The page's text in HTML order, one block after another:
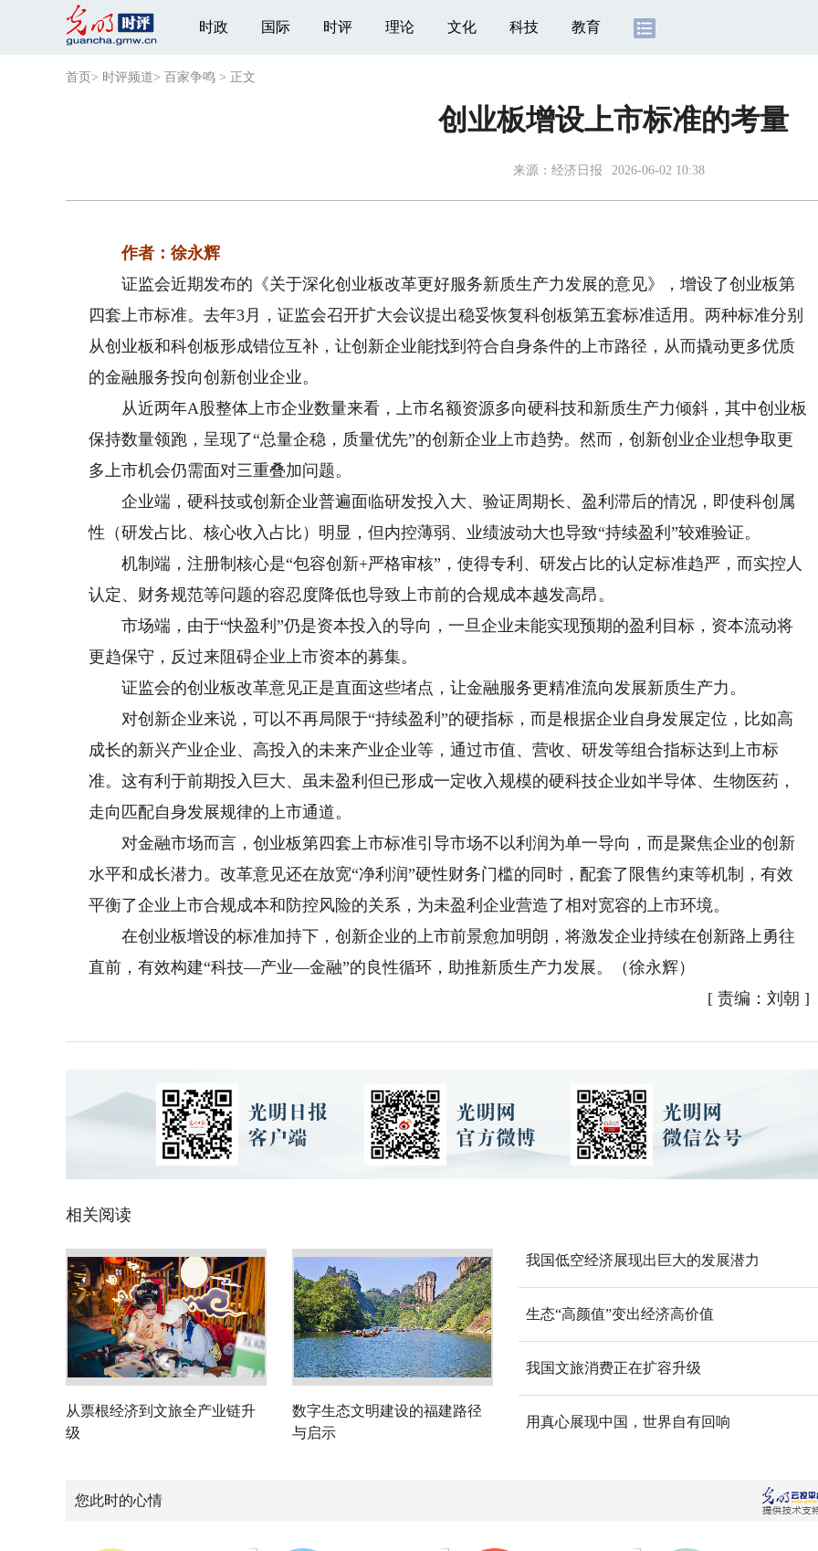
时政 国际 时评 理论 文化 科技 教育
首页 > 时评频道> 百家争鸣 > 正文
创业板增设上市标准的考量
来源： 经济日报 2026-06-02 10:38
作者：徐永辉
证监会近期发布的《关于深化创业板改革更好服务新质生产力发展的意见》，增设了创业板第
四套上市标准。去年3月，证监会召开扩大会议提出稳妥恢复科创板第五套标准适用。两种标准分别
从创业板和科创板形成错位互补，让创新企业能找到符合自身条件的上市路径，从而撬动更多优质
的金融服务投向创新创业企业。
从近两年A股整体上市企业数量来看，上市名额资源多向硬科技和新质生产力倾斜，其中创业板
保持数量领跑，呈现了“总量企稳，质量优先”的创新企业上市趋势。然而，创新创业企业想争取更
多上市机会仍需面对三重叠加问题。
企业端，硬科技或创新企业普遍面临研发投入大、验证周期长、盈利滞后的情况，即使科创属
性（研发占比、核心收入占比）明显，但内控薄弱、业绩波动大也导致“持续盈利”较难验证。
机制端，注册制核心是“包容创新+严格审核”，使得专利、研发占比的认定标准趋严，而实控人
认定、财务规范等问题的容忍度降低也导致上市前的合规成本越发高昂。
市场端，由于“快盈利”仍是资本投入的导向，一旦企业未能实现预期的盈利目标，资本流动将
更趋保守，反过来阻碍企业上市资本的募集。
证监会的创业板改革意见正是直面这些堵点，让金融服务更精准流向发展新质生产力。
对创新企业来说，可以不再局限于“持续盈利”的硬指标，而是根据企业自身发展定位，比如高
成长的新兴产业企业、高投入的未来产业企业等，通过市值、营收、研发等组合指标达到上市标
准。这有利于前期投入巨大、虽未盈利但已形成一定收入规模的硬科技企业如半导体、生物医药，
走向匹配自身发展规律的上市通道。
对金融市场而言，创业板第四套上市标准引导市场不以利润为单一导向，而是聚焦企业的创新
水平和成长潜力。改革意见还在放宽“净利润”硬性财务门槛的同时，配套了限售约束等机制，有效
平衡了企业上市合规成本和防控风险的关系，为未盈利企业营造了相对宽容的上市环境。
在创业板增设的标准加持下，创新企业的上市前景愈加明朗，将激发企业持续在创新路上勇往
直前，有效构建“科技—产业—金融”的良性循环，助推新质生产力发展。（徐永辉）
[ 责编：刘朝 ]
相关阅读
从票根经济到文旅全产业链升
级
数字生态文明建设的福建路径
与启示
我国低空经济展现出巨大的发展潜力
生态“高颜值”变出经济高价值
我国文旅消费正在扩容升级
用真心展现中国，世界自有回响
您此时的心情